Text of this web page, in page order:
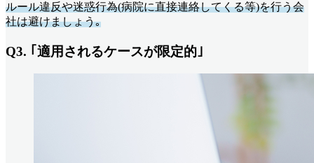
ルール違反や迷惑行為(病院に直接連絡してくる等)を行う会
社は避けましょう｡
Q3. ｢適用されるケースが限定的｣